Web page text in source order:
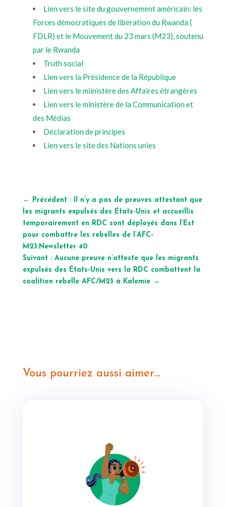
Lien vers le site du gouvernement américain: les
Forces démocratiques de libération du Rwanda (
FDLR) et le Mouvement du 23 mars (M23), soutenu
par le Rwanda
Truth social
Lien vers la Présidence de la République
Lien vers le miinistère des Affaires étrangères
Lien vers le ministère de la Communication et
des Médias
Déclaration de principes
Lien vers le site des Nations unies
←
Précédent : Il n’y a pas de preuves attestant que
les migrants expulsés des États-Unis et accueillis
temporairement en RDC sont déployés dans l’Est
pour combattre les rebelles de l’AFC-
M23:Newsletter 40
Suivant : Aucune preuve n’atteste que les migrants
expulsés des États-Unis vers la RDC combattent la
coalition rebelle AFC/M23 à Kalemie→
Vous pourriez aussi aimer…